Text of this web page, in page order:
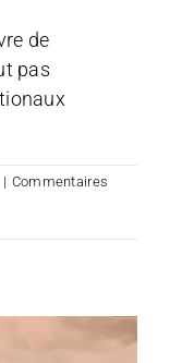
de
pas
| Commentaires